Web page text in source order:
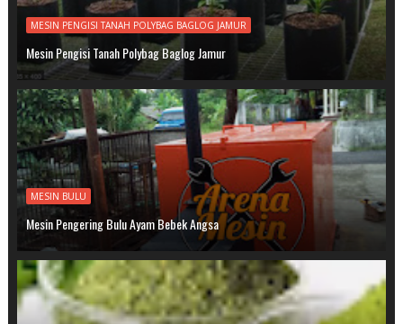
MESIN PENGISI TANAH POLYBAG BAGLOG JAMUR
Mesin Pengisi Tanah Polybag Baglog Jamur
MESIN BULU
Mesin Pengering Bulu Ayam Bebek Angsa